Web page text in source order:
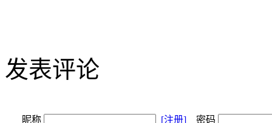
发表评论
昵称 [注册] 密码